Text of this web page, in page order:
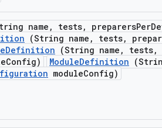
name , tests, preparersPer
(String name, tests,
(String name, tests,
ModuleDefinition
moduleConfig)